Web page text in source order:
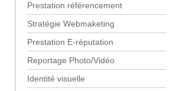
Prestation référencement
Stratégie Webmaketing
Prestation E-réputation
Reportage Photo/Vidéo
Identité visuelle